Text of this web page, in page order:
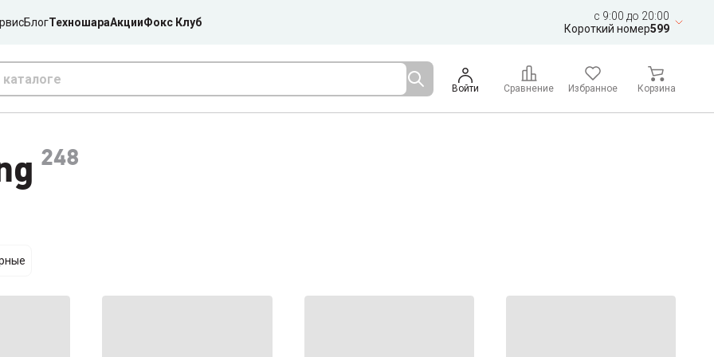
БлогТехношараАкцииФокс Клуб
c 9:00 до 20:00
Короткий номер599
Войти Сравнение Избранное Корзина
248